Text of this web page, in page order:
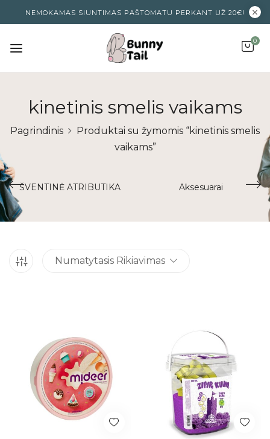
NEMOKAMAS SIUNTIMAS PAŠTOMATU PERKANT UŽ 20€!
0
kinetinis smelis vaikams
Pagrindinis
Produktai su žymomis “kinetinis smelis
vaikams”
ŠVENTINĖ ATRIBUTIKA Aksesuarai
Numatytasis Rikiavimas